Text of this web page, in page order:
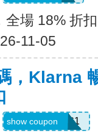
全場 18% 折扣
11-05
，Klarna
KLARNAAUG1
show coupon